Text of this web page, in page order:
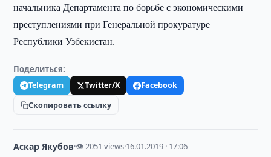
начальника Департамента по борьбе с экономическими
преступлениями при Генеральной прокуратуре
Республики Узбекистан.
Поделиться:
Telegram Twitter/X
Facebook
Скопировать ссылку
Аскар Якубов·👁 2051 views·16.01.2019 · 17:06